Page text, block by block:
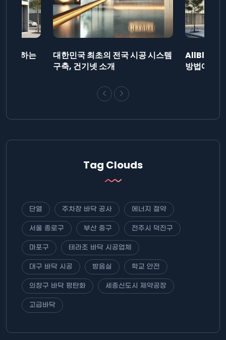
제출하는
대한민국 최초의 전국 시공 시스템
구축, 건기넷 소개
AllBlog에
방법에 대
Tag Clouds
단열 주차장 바닥 공사 에너지 절약
서울 종로구 부산 중구 전주시 덕진구
마포구 테라조 바닥 시공업체
대구 바닥 시공 방음실 학교 안전
의창구 바닥 평탄화 세종신도시 제약공장
고급바닥